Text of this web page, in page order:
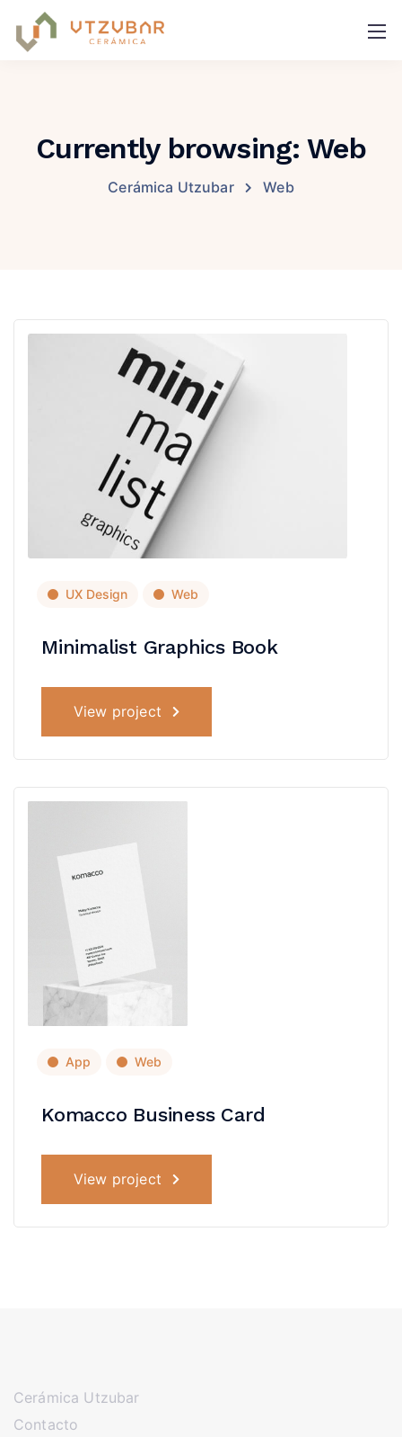
Currently browsing: Web
Cerámica Utzubar Web
UX Design Web
Minimalist Graphics Book
View project
App Web
Komacco Business Card
View project
Cerámica Utzubar
Contacto